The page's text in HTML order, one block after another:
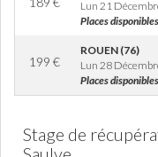
Lun 21
Places disponibles
199 €
ROUEN (76)
Lun 28
Places disponibles
Stage de